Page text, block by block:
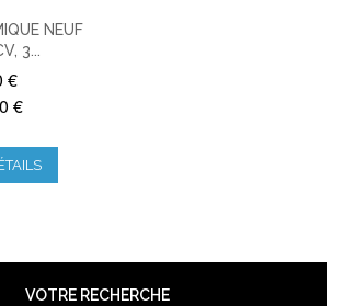
NEUF
3...
€
€
VOTRE RECHERCHE